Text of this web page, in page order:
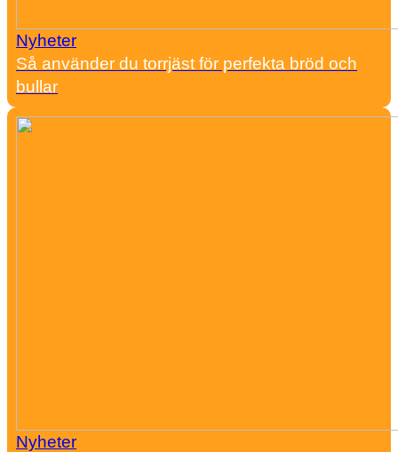
Nyheter
Så använder du torrjäst för perfekta bröd och
bullar
Nyheter